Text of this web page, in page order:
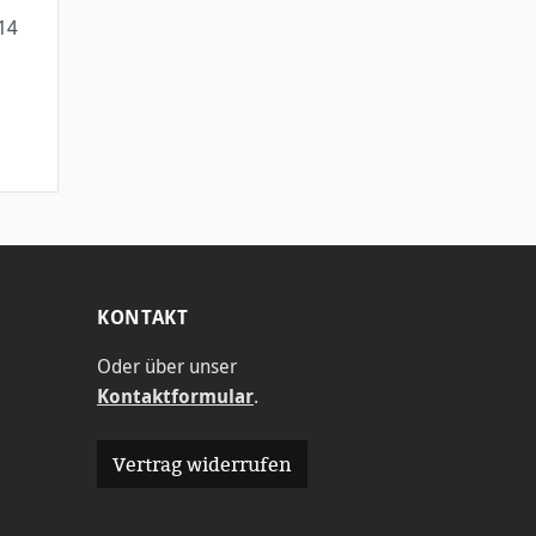
KONTAKT
Oder über unser
Kontaktformular.
Vertrag widerrufen